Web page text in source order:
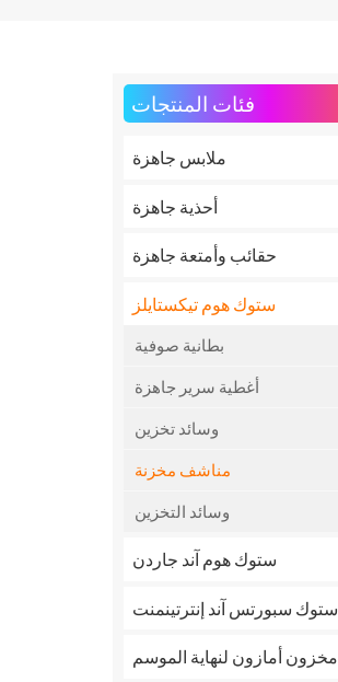
فئات المنتجات
ملابس جاهزة
أحذية جاهزة
حقائب وأمتعة جاهزة
ستوك هوم تيكستايلز
بطانية صوفية
أغطية سرير جاهزة
وسائد تخزين
مناشف مخزنة
وسائد التخزين
ستوك هوم آند جاردن
ستوك سبورتس آند إنترتينمنت
مخزون أمازون لنهاية الموسم